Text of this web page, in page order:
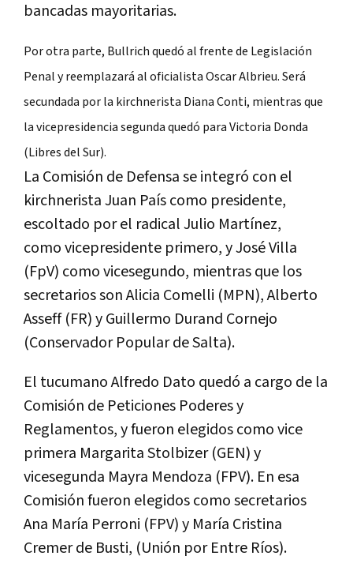
bancadas mayoritarias.
Por otra parte, Bullrich quedó al frente de Legislación
Penal y reemplazará al oficialista Oscar Albrieu. Será
secundada por la kirchnerista Diana Conti, mientras que
la vicepresidencia segunda quedó para Victoria Donda
(Libres del Sur).
La Comisión de Defensa se integró con el
kirchnerista Juan País como presidente,
escoltado por el radical Julio Martínez,
como vicepresidente primero, y José Villa
(FpV) como vicesegundo, mientras que los
secretarios son Alicia Comelli (MPN), Alberto
Asseff (FR) y Guillermo Durand Cornejo
(Conservador Popular de Salta).
El tucumano Alfredo Dato quedó a cargo de la
Comisión de Peticiones Poderes y
Reglamentos, y fueron elegidos como vice
primera Margarita Stolbizer (GEN) y
vicesegunda Mayra Mendoza (FPV). En esa
Comisión fueron elegidos como secretarios
Ana María Perroni (FPV) y María Cristina
Cremer de Busti, (Unión por Entre Ríos).